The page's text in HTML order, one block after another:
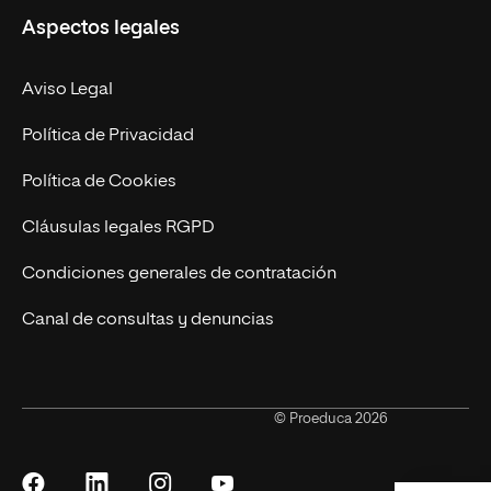
Administración y Finanzas Online
Marketing y Publicidad Online
Revista UNIR FP
Grados superiores
Becas para Formación Profesional
Aspectos legales
Aviso Legal
Política de Privacidad
Política de Cookies
Cláusulas legales RGPD
Condiciones generales de contratación
Canal de consultas y denuncias
Síguenos SíguenosSíguenosSíguenos
© Proeduca 2026